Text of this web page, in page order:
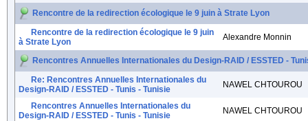
Rencontre de la redirection écologique le 9 juin à Strate Lyon
Rencontre de la redirection écologique le 9 juin
à Strate Lyon
Alexandre Monnin
Rencontres Annuelles Internationales du Design-RAID / ESSTED -
Re: Rencontres Annuelles Internationales du
Design-RAID / ESSTED - Tunis - Tunisie
NAWEL CHTOUROU
Rencontres Annuelles Internationales du
Design-RAID / ESSTED - Tunis - Tunisie
NAWEL CHTOUROU